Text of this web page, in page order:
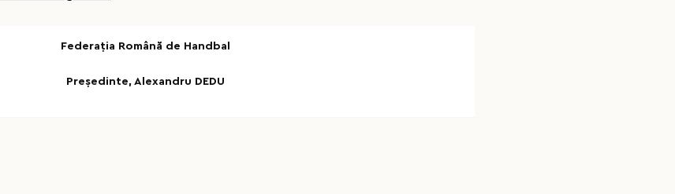
Federaţia Română de Handbal
Președinte, Alexandru DEDU